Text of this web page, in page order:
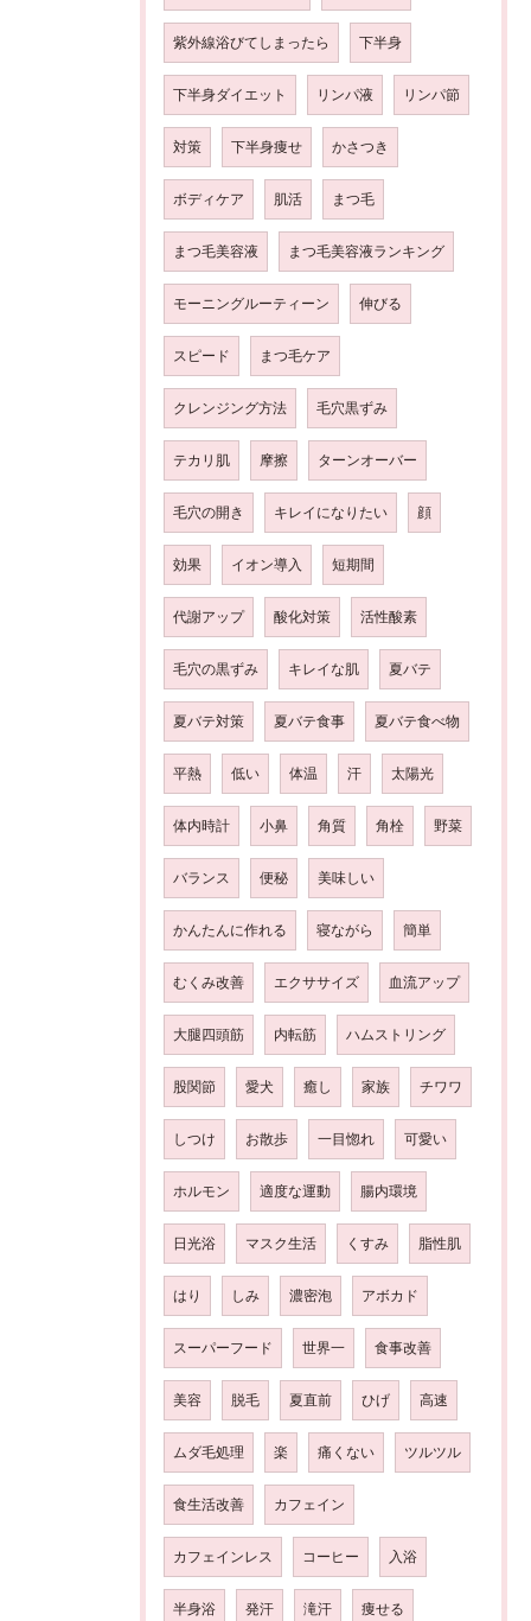
紫外線浴びてしまったら 下半身
下半身ダイエット リンパ液 リンパ節
対策 下半身痩せ かさつき
ボディケア 肌活 まつ毛
まつ毛美容液 まつ毛美容液ランキング
モーニングルーティーン 伸びる
スピード まつ毛ケア
クレンジング方法 毛穴黒ずみ
テカリ肌 摩擦 ターンオーバー
毛穴の開き キレイになりたい 顔
効果 イオン導入 短期間
代謝アップ 酸化対策 活性酸素
毛穴の黒ずみ キレイな肌 夏バテ
夏バテ対策 夏バテ食事 夏バテ食べ物
平熱 低い 体温 汗 太陽光
体内時計 小鼻 角質 角栓 野菜
バランス 便秘 美味しい
かんたんに作れる 寝ながら 簡単
むくみ改善 エクササイズ 血流アップ
大腿四頭筋 内転筋 ハムストリング
股関節 愛犬 癒し 家族 チワワ
しつけ お散歩 一目惚れ 可愛い
ホルモン 適度な運動 腸内環境
日光浴 マスク生活 くすみ 脂性肌
はり しみ 濃密泡 アボカド
スーパーフード 世界一 食事改善
美容 脱毛 夏直前 ひげ 高速
ムダ毛処理 楽 痛くない ツルツル
食生活改善 カフェイン
カフェインレス コーヒー 入浴
半身浴 発汗 滝汗 痩せる